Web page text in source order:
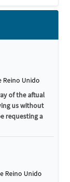
Reino Unido
of the aftual
us without
requesting a
Reino Unido